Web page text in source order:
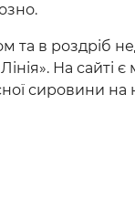
та в роздріб
На сайті є
сировини на